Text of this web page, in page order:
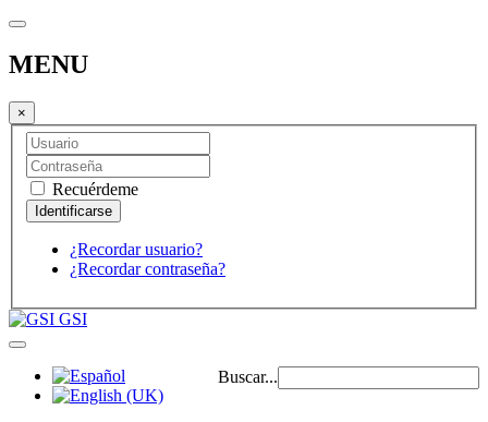
MENU
×
Recuérdeme
¿Recordar usuario?
¿Recordar contraseña?
GSI
Buscar...